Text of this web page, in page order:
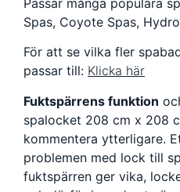
Spas, Coyote Spas,
För att se vilka fler
passar till: Klicka här
Fuktspärrens funktion
spalocket 208 cm x 208
kommentera ytterligare.
problemen med lock till
fuktspärren ger vika,